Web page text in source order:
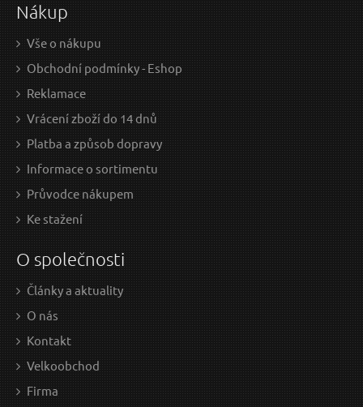
Nákup
Vše o nákupu
Obchodní podmínky - Eshop
Reklamace
Vrácení zboží do 14 dnů
Platba a způsob dopravy
Informace o sortimentu
Průvodce nákupem
Ke stažení
O společnosti
Články a aktuality
O nás
Kontakt
Velkoobchod
Firma